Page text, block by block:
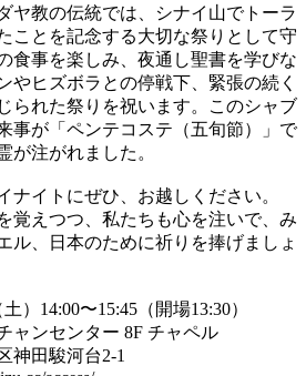
ヤ教の伝統では、シナイ山でトーラ
ことを記念する大切な祭りとして守
食事を楽しみ、夜通し聖書を学びな
やヒズボラとの停戦下、緊張の続く
られた祭りを祝います。このシャブ
事が「ペンテコステ（五旬節）」で
が注がれました。
ナイトにぜひ、お越しください。
覚えつつ、私たちも心を注いで、み
ル、日本のために祈りを捧げましょ
）14:00〜15:45（開場13:30）
ャンセンター 8F チャペル
駿河台2-1